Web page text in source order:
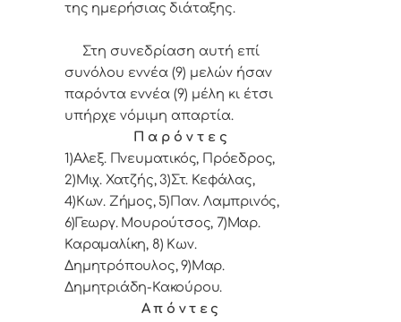
της ημερήσιας διάταξης.
Στη συνεδρίαση αυτή επί
συνόλου εννέα (9) μελών ήσαν
παρόντα εννέα (9) μέλη κι έτσι
υπήρχε νόμιμη απαρτία.
Π α ρ ό ν τ ε ς
1)Αλεξ. Πνευματικός, Πρόεδρος,
2)Μιχ. Χατζής, 3)Στ. Κεφάλας,
4)Κων. Ζήμος, 5)Παν. Λαμπρινός,
6)Γεωργ. Μουρούτσος, 7)Μαρ.
Καραμαλίκη, 8) Κων.
Δημητρόπουλος, 9)Μαρ.
Δημητριάδη-Κακούρου.
Α π ό ν τ ε ς